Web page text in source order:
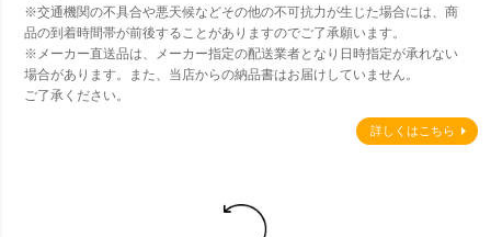
※交通機関の不具合や悪天候などその他の不可抗力が生じた場合には、商
品の到着時間帯が前後することがありますのでご了承願います。
※メーカー直送品は、メーカー指定の配送業者となり日時指定が承れない
場合があります。また、当店からの納品書はお届けしていません。
ご了承ください。
詳しくはこちら